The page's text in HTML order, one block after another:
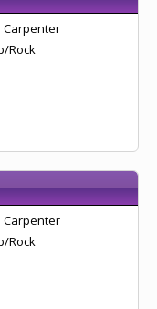
Carpenter
Rock
Carpenter
Rock